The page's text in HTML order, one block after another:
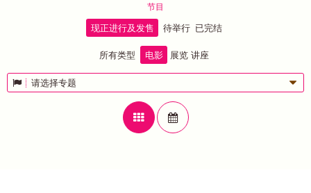
节目
现正进行及发售 待举行 已完结
所有类型 电影 展览 讲座
请选择专题